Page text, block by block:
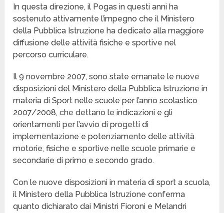
In questa direzione, il Pogas in questi anni ha
sostenuto attivamente l’impegno che il Ministero
della Pubblica Istruzione ha dedicato alla maggiore
diffusione delle attività fisiche e sportive nel
percorso curriculare.
Il 9 novembre 2007, sono state emanate le nuove
disposizioni del Ministero della Pubblica Istruzione in
materia di Sport nelle scuole per l’anno scolastico
2007/2008, che dettano le indicazioni e gli
orientamenti per l’avvio di progetti di
implementazione e potenziamento delle attività
motorie, fisiche e sportive nelle scuole primarie e
secondarie di primo e secondo grado.
Con le nuove disposizioni in materia di sport a scuola,
il Ministero della Pubblica Istruzione conferma
quanto dichiarato dai Ministri Fioroni e Melandri